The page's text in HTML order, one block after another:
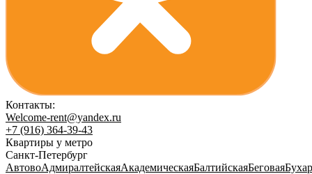
Контакты:
Welcome-rent@yandex.ru
+7 (916) 364-39-43
Квартиры у метро
Санкт-Петербург
АвтовоАдмиралтейскаяАкадемическаяБалтийскаяБеговая